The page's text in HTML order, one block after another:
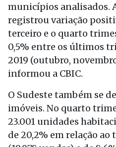
municípios analisados.
registrou variação
terceiro e o quarto
0,5% entre os últimos
2019 (outubro,
informou a CBIC.
O Sudeste também se
imóveis. No quarto
23.001 unidades
de 20,2% em relação